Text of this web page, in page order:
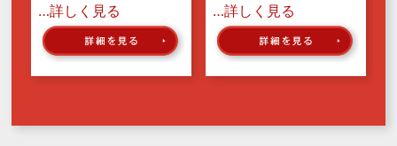
…詳しく見る
…詳しく見る